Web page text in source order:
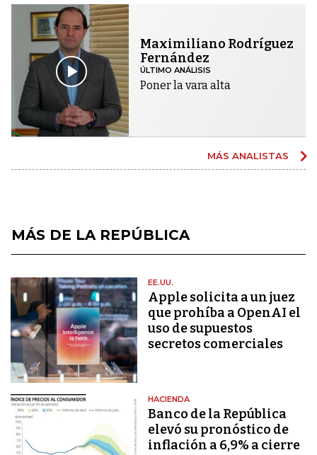
Maximiliano Rodríguez
Fernández
ÚLTIMO ANÁLISIS
Poner la vara alta
MÁS ANALISTAS
MÁS DE LA REPÚBLICA
EE.UU.
Apple solicita a un juez
que prohíba a OpenAI el
uso de supuestos
secretos comerciales
HACIENDA
Banco de la República
elevó su pronóstico de
inflación a 6,9% a cierre